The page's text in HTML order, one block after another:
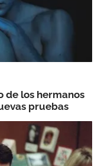
de los hermanos
pruebas